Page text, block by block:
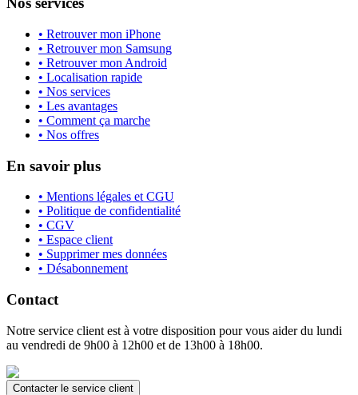
• Retrouver mon iPhone
• Retrouver mon Samsung
• Retrouver mon Android
• Localisation rapide
• Nos services
• Les avantages
• Comment ça marche
• Nos offres
En savoir plus
• Mentions légales et CGU
• Politique de confidentialité
• CGV
• Espace client
• Supprimer mes données
• Désabonnement
Contact
Notre service client est à votre disposition pour vous aider du lundi
au vendredi de 9h00 à 12h00 et de 13h00 à 18h00.
Contacter le service client